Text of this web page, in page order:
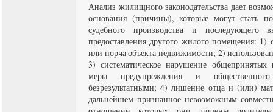
Анализ жилищного законодательства дает
основания (причины), которые могут стать
судебного производства и последующего
предоставления другого жилого помещения: 1)
или порча объекта недвижимости; 2)
3) систематическое нарушение общепринятых
меры предупреждения и общественного
безрезультатными; 4) лишение отца и (или)
дальнейшем признанное невозможным